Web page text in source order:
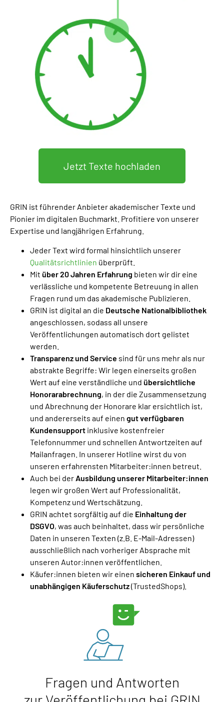
Jetzt Texte hochladen
GRIN ist führender Anbieter akademischer Texte und
Pionier im digitalen Buchmarkt. Profitiere von unserer
Expertise und langjährigen Erfahrung.
Jeder Text wird formal hinsichtlich unserer
Qualitätsrichtlinien überprüft.
Mit über 20 Jahren Erfahrung bieten wir dir eine
verlässliche und kompetente Betreuung in allen
Fragen rund um das akademische Publizieren.
GRIN ist digital an die Deutsche Nationalbibliothek
angeschlossen, sodass all unsere
Veröffentlichungen automatisch dort gelistet
werden.
Transparenz und Service sind für uns mehr als nur
abstrakte Begriffe: Wir legen einerseits großen
Wert auf eine verständliche und übersichtliche
Honorarabrechnung, in der die Zusammensetzung
und Abrechnung der Honorare klar ersichtlich ist,
und andererseits auf einen gut verfügbaren
Kundensupport inklusive kostenfreier
Telefonnummer und schnellen Antwortzeiten auf
Mailanfragen. In unserer Hotline wirst du von
unseren erfahrensten Mitarbeiter:innen betreut.
Auch bei der Ausbildung unserer Mitarbeiter:innen
legen wir großen Wert auf Professionalität,
Kompetenz und Wertschätzung.
GRIN achtet sorgfältig auf die Einhaltung der
DSGVO, was auch beinhaltet, dass wir persönliche
Daten in unseren Texten (z.B. E-Mail-Adressen)
ausschließlich nach vorheriger Absprache mit
unseren Autor:innen veröffentlichen.
Käufer:innen bieten wir einen sicheren Einkauf und
unabhängigen Käuferschutz(TrustedShops).
Fragen und Antworten